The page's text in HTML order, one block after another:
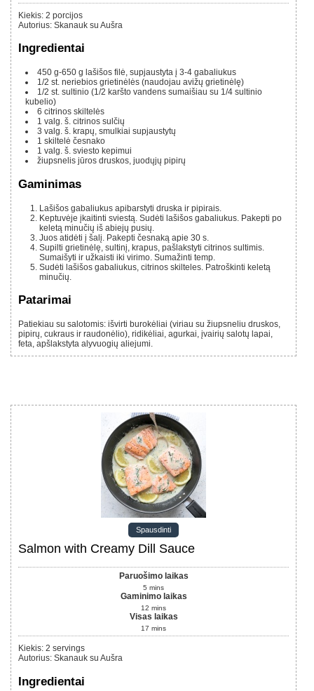
Kiekis: 2 porcijos
Autorius: Skanauk su Aušra
Ingredientai
450 g-650 g lašišos filė, supjaustyta į 3-4 gabaliukus
1/2 st. neriebios grietinėlės (naudojau avižų grietinėlę)
1/2 st. sultinio (1/2 karšto vandens sumaišiau su 1/4 sultinio
kubelio)
6 citrinos skiltelės
1 valg. š. citrinos sulčių
3 valg. š. krapų, smulkiai supjaustytų
1 skiltelė česnako
1 valg. š. sviesto kepimui
žiupsnelis jūros druskos, juodųjų pipirų
Gaminimas
Lašišos gabaliukus apibarstyti druska ir pipirais.
Keptuvėje įkaitinti sviestą. Sudėti lašišos gabaliukus. Pakepti po
keletą minučių iš abiejų pusių.
Juos atidėti į šalį. Pakepti česnaką apie 30 s.
Supilti grietinėlę, sultinį, krapus, pašlakstyti citrinos sultimis.
Sumaišyti ir užkaisti iki virimo. Sumažinti temp.
Sudėti lašišos gabaliukus, citrinos skilteles. Patroškinti keletą
minučių.
Patarimai
Patiekiau su salotomis: išvirti burokėliai (viriau su žiupsneliu druskos,
pipirų, cukraus ir raudonėlio), ridikėliai, agurkai, įvairių salotų lapai,
feta, apšlakstyta alyvuogių aliejumi.
Spausdinti
Salmon with Creamy Dill Sauce
Paruošimo laikas
5 mins
Gaminimo laikas
12 mins
Visas laikas
17 mins
Kiekis: 2 servings
Autorius: Skanauk su Aušra
Ingredientai